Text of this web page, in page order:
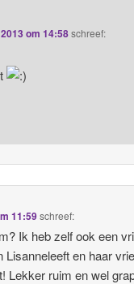
om 14:58schreef:
11:59schreef:
Ik heb zelf ook een
Lisanneleeft en haar
Lekker ruim en wel